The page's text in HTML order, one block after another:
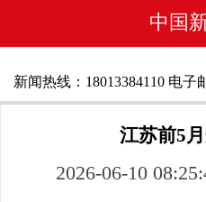
中国
新闻热线：18013384110 电子
江苏前5
2026-06-10